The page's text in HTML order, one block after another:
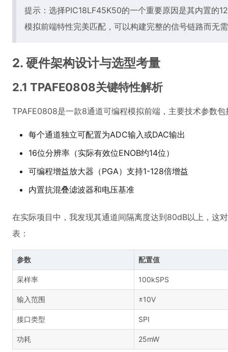
提示：选择PIC18LF45K50的一个重要原因是其内置的
模拟前端特性完美匹配，可以构建完整的信号链路而无
2. 硬件架构设计与选型考量
2.1 TPAFE0808关键特性解析
TPAFE0808是一款8通道可编程模拟前端，主要技术参数包
每个通道独立可配置为ADC输入或DAC输出
16位分辨率（实际有效位ENOB约14位）
可编程增益放大器（PGA）支持1-128倍增益
内置抗混叠滤波器和电压基准
在实际项目中，我发现其通道间隔离度达到80dB以上，这
表：
参数 配置值
采样率 100kSPS
输入范围 ±10V
接口类型 SPI
功耗 25mW